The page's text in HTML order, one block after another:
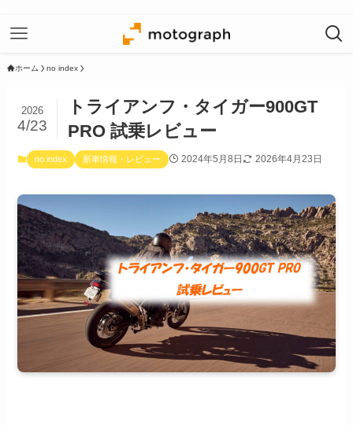
ホーム no index
トライアンフ・タイガー900GT
PRO 試乗レビュー
2026
4/23
no index 新車情報・レビュー 2024年5月8日 2026年4月23日